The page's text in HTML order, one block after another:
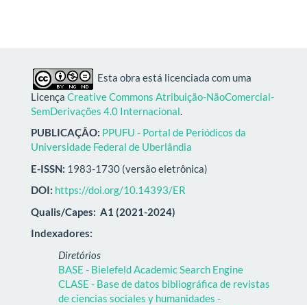
Esta obra está licenciada com uma
Licença Creative Commons Atribuição-NãoComercial-
SemDerivações 4.0 Internacional.
PUBLICAÇÃO: PPUFU - Portal de Periódicos da
Universidade Federal de Uberlândia
E-ISSN: 1983-1730 (versão eletrônica)
DOI: https://doi.org/10.14393/ER
Qualis/Capes: A1 (2021-2024)
Indexadores:
Diretórios
BASE - Bielefeld Academic Search Engine
CLASE - Base de datos bibliográfica de revistas
de ciencias sociales y humanidades -